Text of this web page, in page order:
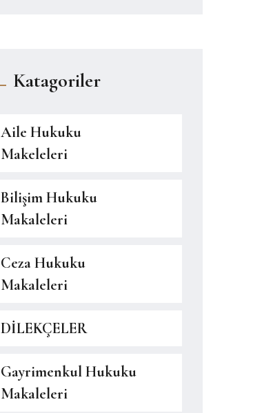
Katagoriler
Aile Hukuku
Makeleleri
Bilişim Hukuku
Makaleleri
Ceza Hukuku
Makaleleri
DİLEKÇELER
Gayrimenkul Hukuku
Makaleleri